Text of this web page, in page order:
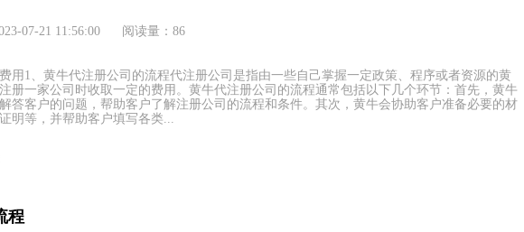
07-21 11:56:00 阅读量： 86
用1、黄牛代注册公司的流程代注册公司是指由一些自己掌握一定政策、程序或者资源的黄
册一家公司时收取一定的费用。黄牛代注册公司的流程通常包括以下几个环节：首先，黄牛
答客户的问题，帮助客户了解注册公司的流程和条件。其次，黄牛会协助客户准备必要的材
明等，并帮助客户填写各类...
程